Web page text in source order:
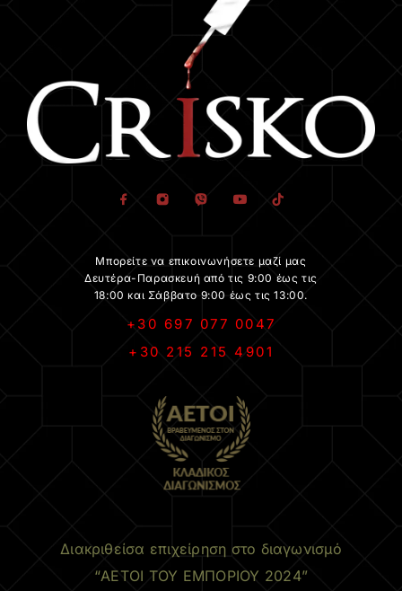
Μπορείτε να επικοινωνήσετε μαζί μας
Δευτέρα-Παρασκευή από τις 9:00 έως τις
18:00 και Σάββατο 9:00 έως τις 13:00.
+30 697 077 0047
+30 215 215 4901
Διακριθείσα επιχείρηση στο διαγωνισμό
“ΑΕΤΟΙ ΤΟΥ ΕΜΠΟΡΙΟΥ 2024”